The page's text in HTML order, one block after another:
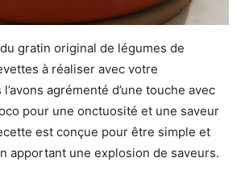
gratin original de légumes de
à réaliser avec votre
agrémenté d’une touche avec
pour une onctuosité et une saveur
est conçue pour être simple et
apportant une explosion de saveurs.